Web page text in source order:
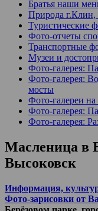
Братья наши
Природа г.Клин,
Туристические
Фото-отчеты
Транспортные
Музеи и
Фото-галерея:
Фото-галерея:
мосты
Фото-галереи
Фото-галерея:
Фото-галерея:
Масленица в
Высоковск
Информация,
Фото-зарисовки от